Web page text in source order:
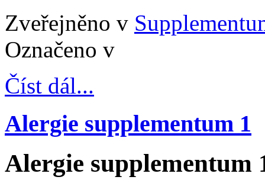
Zveřejněno v
Označeno v
Číst dál...
Alergie supplementum 1
Alergie supplementum